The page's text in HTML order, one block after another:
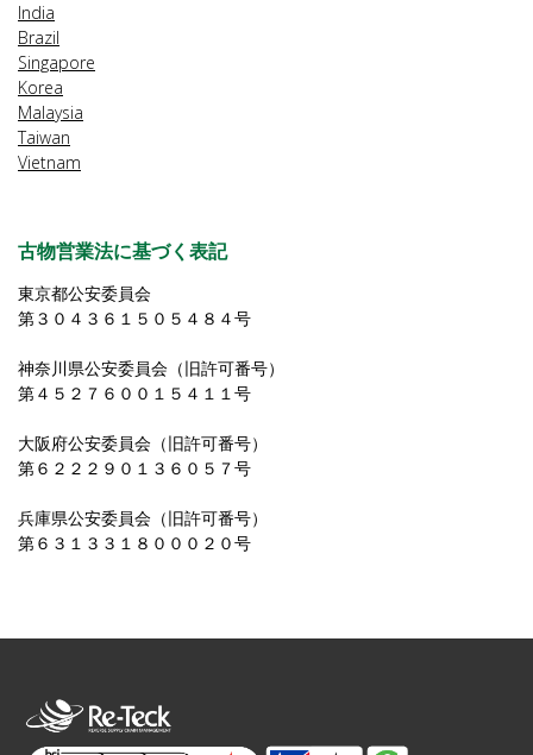
India
Brazil
Singapore
Korea
Malaysia
Taiwan
Vietnam
古物営業法に基づく表記
東京都公安委員会
第３０４３６１５０５４８４号
神奈川県公安委員会（旧許可番号）
第４５２７６００１５４１１号
大阪府公安委員会（旧許可番号）
第６２２２９０１３６０５７号
兵庫県公安委員会（旧許可番号）
第６３１３３１８０００２０号